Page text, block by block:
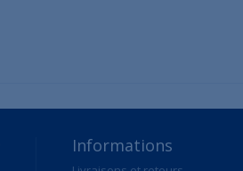
Informations